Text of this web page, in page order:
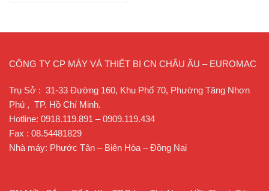
CÔNG TY CP MÁY VÀ THIẾT BỊ CN CHÂU ÂU – EUROMAC
Trụ Sở : 31-33 Đường 160, Khu Phố 70, Phường Tăng Nhơn
Phú , TP. Hồ Chí Minh.
Hotline: 0918.119.891 – 0909.119.434
Fax : 08.54481829
Nhà máy: Phước Tân – Biên Hòa – Đồng Nai